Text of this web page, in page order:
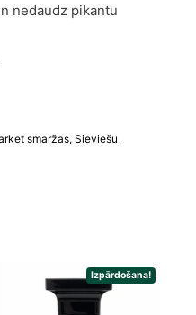
nedaudz pikantu
smaržas, Sieviešu
Izpārdošana!